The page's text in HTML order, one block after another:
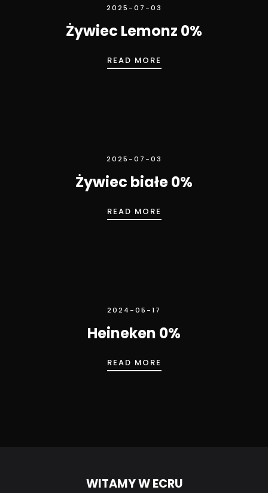
2025-07-03
Żywiec Lemonz 0%
READ MORE
2025-07-03
Żywiec białe 0%
READ MORE
2024-05-17
Heineken 0%
READ MORE
WITAMY W ECRU